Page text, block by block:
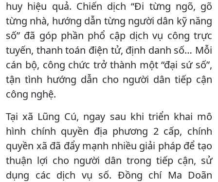
huy hiệu quả. Chiến dịch “Đi từng ngõ, gõ
từng nhà, hướng dẫn từng người dân kỹ năng
số” đã góp phần phổ cập dịch vụ công trực
tuyến, thanh toán điện tử, định danh số… Mỗi
cán bộ, công chức trở thành một “đại sứ số”,
tận tình hướng dẫn cho người dân tiếp cận
công nghệ.
Tại xã Lũng Cú, ngay sau khi triển khai mô
hình chính quyền địa phương 2 cấp, chính
quyền xã đã đẩy mạnh nhiều giải pháp để tạo
thuận lợi cho người dân trong tiếp cận, sử
dụng các dịch vụ số. Đồng chí Ma Doãn